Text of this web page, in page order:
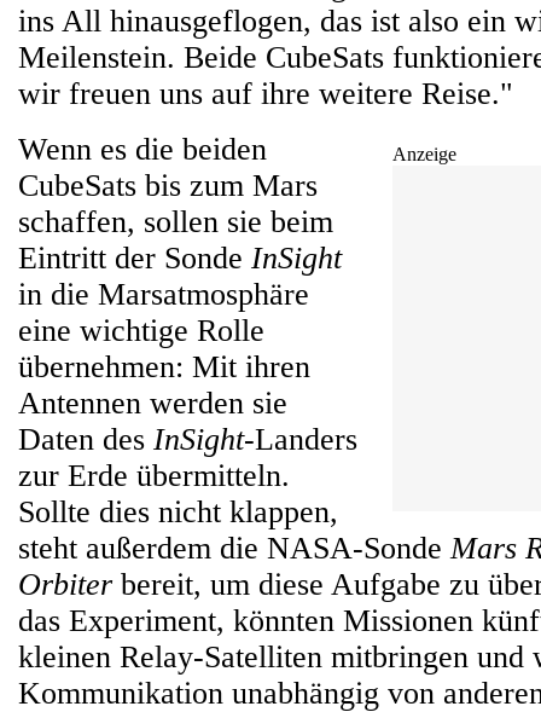
ins All hinausgeflogen, das ist also ein
Meilenstein. Beide CubeSats
wir freuen uns auf ihre weitere Reise."
Anzeige
Wenn es die beiden
CubeSats bis zum Mars
schaffen, sollen sie beim
Eintritt der Sonde InSight
in die Marsatmosphäre
eine wichtige Rolle
übernehmen: Mit ihren
Antennen werden sie
Daten des InSight-Landers
zur Erde übermitteln.
Sollte dies nicht klappen,
steht außerdem die NASA-SondeMars
Orbiter bereit, um diese Aufgabe zu
das Experiment, könnten Missionen
kleinen Relay-Satelliten mitbringen und
Kommunikation unabhängig von